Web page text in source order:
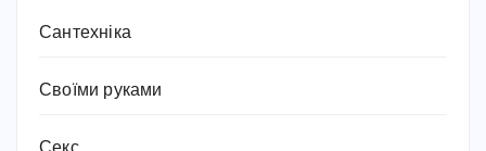
Сантехніка
Своїми руками